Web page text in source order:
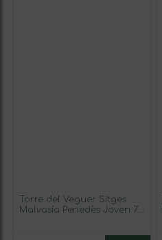
Torre del Veguer Sitges
Malvasía Penedès Joven 75